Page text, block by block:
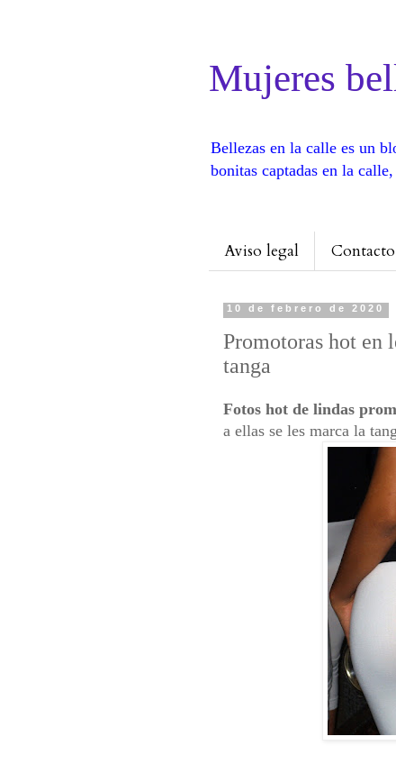
Mujeres
Bellezas en la calle es un
bonitas captadas en la
Aviso legal Contacto
10 de febrero de 2020
Promotoras hot en
tanga
Fotos hot de lindas
a ellas se les marca la